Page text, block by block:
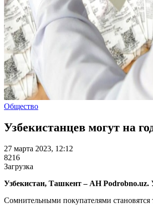
Общество
Узбекистанцев могут на
27 марта 2023, 12:12
8216
Загрузка
Узбекистан, Ташкент – АН Podrobno.uz.
Сомнительными покупателями становятся